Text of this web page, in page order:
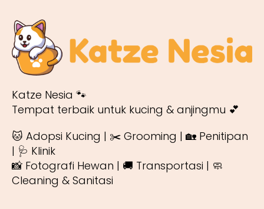
Katze Nesia 🐾
Tempat terbaik untuk kucing & anjingmu 💕
🐱 Adopsi Kucing | ✂️ Grooming | 🏡 Penitipan
| 🩺 Klinik
📸 Fotografi Hewan | 🚚 Transportasi | 🧼
Cleaning & Sanitasi